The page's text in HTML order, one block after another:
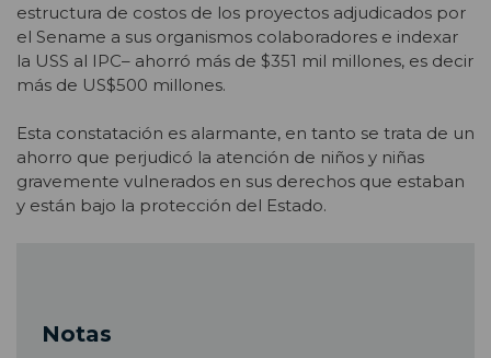
estructura de costos de los proyectos adjudicados por
el Sename a sus organismos colaboradores e indexar
la USS al IPC– ahorró más de $351 mil millones, es decir
más de US$500 millones.
Esta constatación es alarmante, en tanto se trata de un
ahorro que perjudicó la atención de niños y niñas
gravemente vulnerados en sus derechos que estaban
y están bajo la protección del Estado.
Notas